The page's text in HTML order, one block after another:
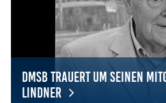
DMSB trauert um seinen
Lindner
Anbieter:
Google LLC
Zweck:
Diese Cookies dienen zur
Website-Nutzung.